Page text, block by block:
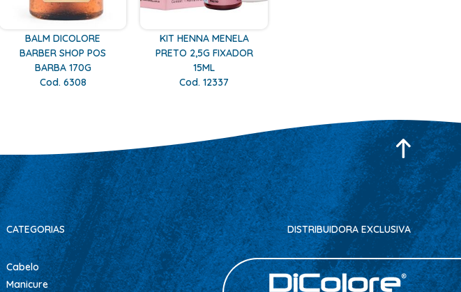
BALM DICOLORE
BARBER SHOP POS
BARBA 170G
Cod. 6308
KIT HENNA MENELA
PRETO 2,5G FIXADOR
15ML
Cod. 12337
CATEGORIAS
Cabelo
Manicure
DISTRIBUIDORA EXCLUSIVA